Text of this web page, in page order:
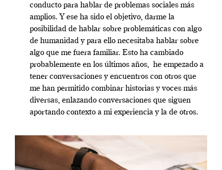
conducto para hablar de problemas sociales más
amplios. Y ese ha sido el objetivo, darme la
posibilidad de hablar sobre problemáticas con algo
de humanidad y para ello necesitaba hablar sobre
algo que me fuera familiar. Esto ha cambiado
probablemente en los últimos años, he empezado a
tener conversaciones y encuentros con otros que
me han permitido combinar historias y voces más
diversas, enlazando conversaciones que siguen
aportando contexto a mi experiencia y la de otros.